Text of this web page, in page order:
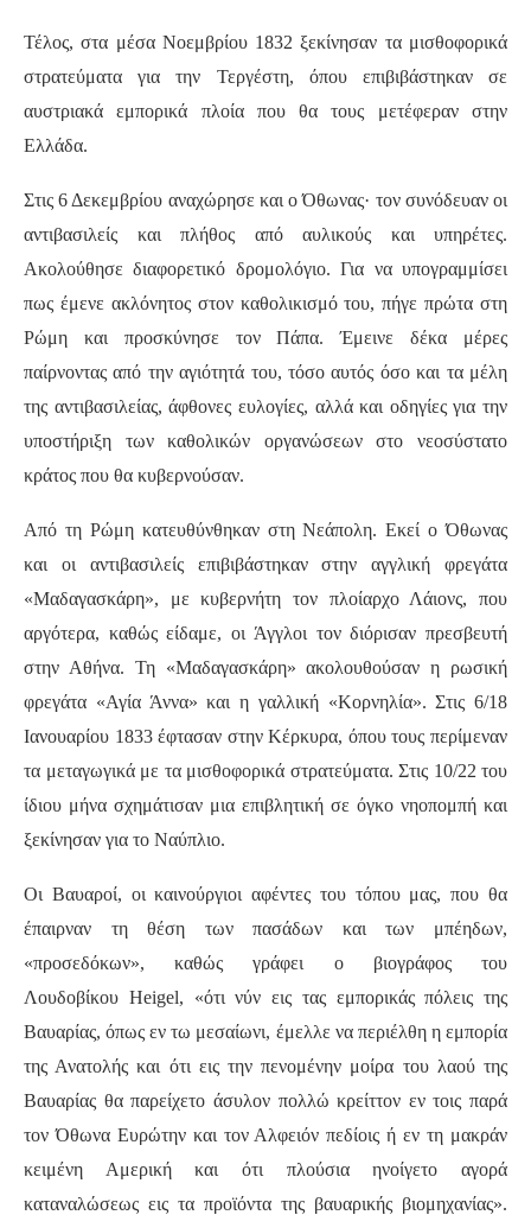
Τέλος, στα μέσα Νοεμβρίου 1832 ξεκίνησαν τα μισθοφορικά
στρατεύματα για την Τεργέστη, όπου επιβιβάστηκαν σε
αυστριακά εμπορικά πλοία που θα τους μετέφεραν στην
Ελλάδα.
Στις 6 Δεκεμβρίου αναχώρησε και ο Όθωνας· τον συνόδευαν οι
αντιβασιλείς και πλήθος από αυλικούς και υπηρέτες.
Ακολούθησε διαφορετικό δρομολόγιο. Για να υπογραμμίσει
πως έμενε ακλόνητος στον καθολικισμό του, πήγε πρώτα στη
Ρώμη και προσκύνησε τον Πάπα. Έμεινε δέκα μέρες
παίρνοντας από την αγιότητά του, τόσο αυτός όσο και τα μέλη
της αντιβασιλείας, άφθονες ευλογίες, αλλά και οδηγίες για την
υποστήριξη των καθολικών οργανώσεων στο νεοσύστατο
κράτος που θα κυβερνούσαν.
Από τη Ρώμη κατευθύνθηκαν στη Νεάπολη. Εκεί ο Όθωνας
και οι αντιβασιλείς επιβιβάστηκαν στην αγγλική φρεγάτα
«Μαδαγασκάρη», με κυβερνήτη τον πλοίαρχο Λάιονς, που
αργότερα, καθώς είδαμε, οι Άγγλοι τον διόρισαν πρεσβευτή
στην Αθήνα. Τη «Μαδαγασκάρη» ακολουθούσαν η ρωσική
φρεγάτα «Αγία Άννα» και η γαλλική «Κορνηλία». Στις 6/18
Ιανουαρίου 1833 έφτασαν στην Κέρκυρα, όπου τους περίμεναν
τα μεταγωγικά με τα μισθοφορικά στρατεύματα. Στις 10/22 του
ίδιου μήνα σχημάτισαν μια επιβλητική σε όγκο νηοπομπή και
ξεκίνησαν για το Ναύπλιο.
Οι Βαυαροί, οι καινούργιοι αφέντες του τόπου μας, που θα
έπαιρναν τη θέση των πασάδων και των μπέηδων,
«προσεδόκων», καθώς γράφει ο βιογράφος του
Λουδοβίκου Heigel, «ότι νύν εις τας εμπορικάς πόλεις της
Βαυαρίας, όπως εν τω μεσαίωνι, έμελλε να περιέλθη η εμπορία
της Ανατολής και ότι εις την πενομένην μοίρα του λαού της
Βαυαρίας θα παρείχετο άσυλον πολλώ κρείττον εν τοις παρά
τον Όθωνα Ευρώτην και τον Αλφειόν πεδίοις ή εν τη μακράν
κειμένη Αμερική και ότι πλούσια ηνοίγετο αγορά
καταναλώσεως εις τα προϊόντα της βαυαρικής βιομηχανίας».